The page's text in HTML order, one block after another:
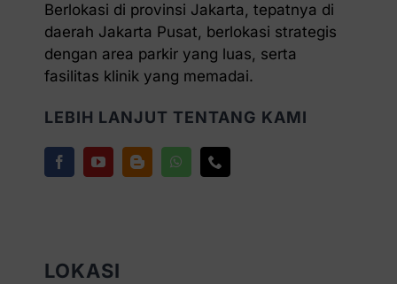
Berlokasi di provinsi Jakarta, tepatnya di
daerah Jakarta Pusat, berlokasi strategis
dengan area parkir yang luas, serta
fasilitas klinik yang memadai.
LEBIH LANJUT TENTANG KAMI
LOKASI